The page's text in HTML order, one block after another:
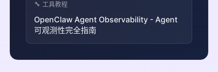
🔧 工具教程
OpenClaw Agent Observability - Agent
可观测性完全指南